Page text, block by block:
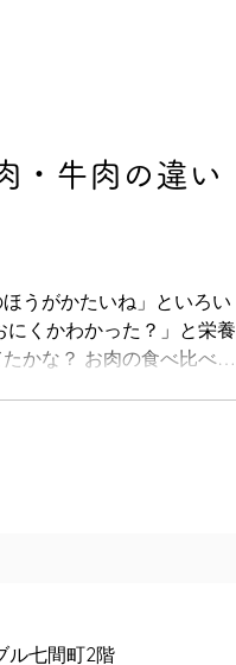
・牛肉の違い
うがかたいね」といろい
くかわかった？」と栄養
かな？ お肉の食べ比べを
ル七間町2階